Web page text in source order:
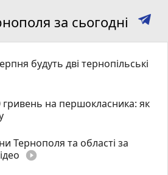
за сьогодні
будуть дві тернопільські
гривень на першокласника: як
Тернополя та області за
play_circle_filled